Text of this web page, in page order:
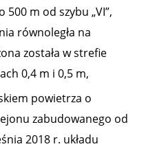
500 m od szybu „VI”,
równoległa na
została w strefie
0,4 m i 0,5 m,
powietrza o
zabudowanego od
2018 r. układu